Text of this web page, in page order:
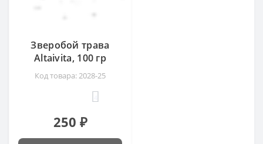
Зверобой трава
Altaivita, 100 гр
Код товара: 2028-25
250 ₽